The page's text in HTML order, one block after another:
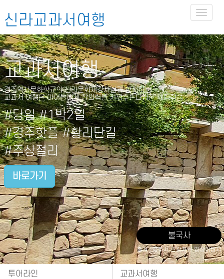
Toggle
신라교과서여행
교과서여행
경주역사문화학교의 신라문화재강사님과 함께하는
교과서 여행은 아이들에게 창의력을 키워주는다양한 체험학습
#당일 #1박2일
#경주핫플 #황리단길
#주상절리
바로가기
불국사
출처 : 경주시 관광자원 영상이미지
투어라인 교과서여행